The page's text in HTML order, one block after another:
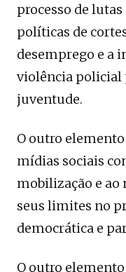
processo de
políticas de
desemprego e a
violência policial
juventude.
O outro
mídias sociais
mobilização e
seus limites no
democrática e
O outro